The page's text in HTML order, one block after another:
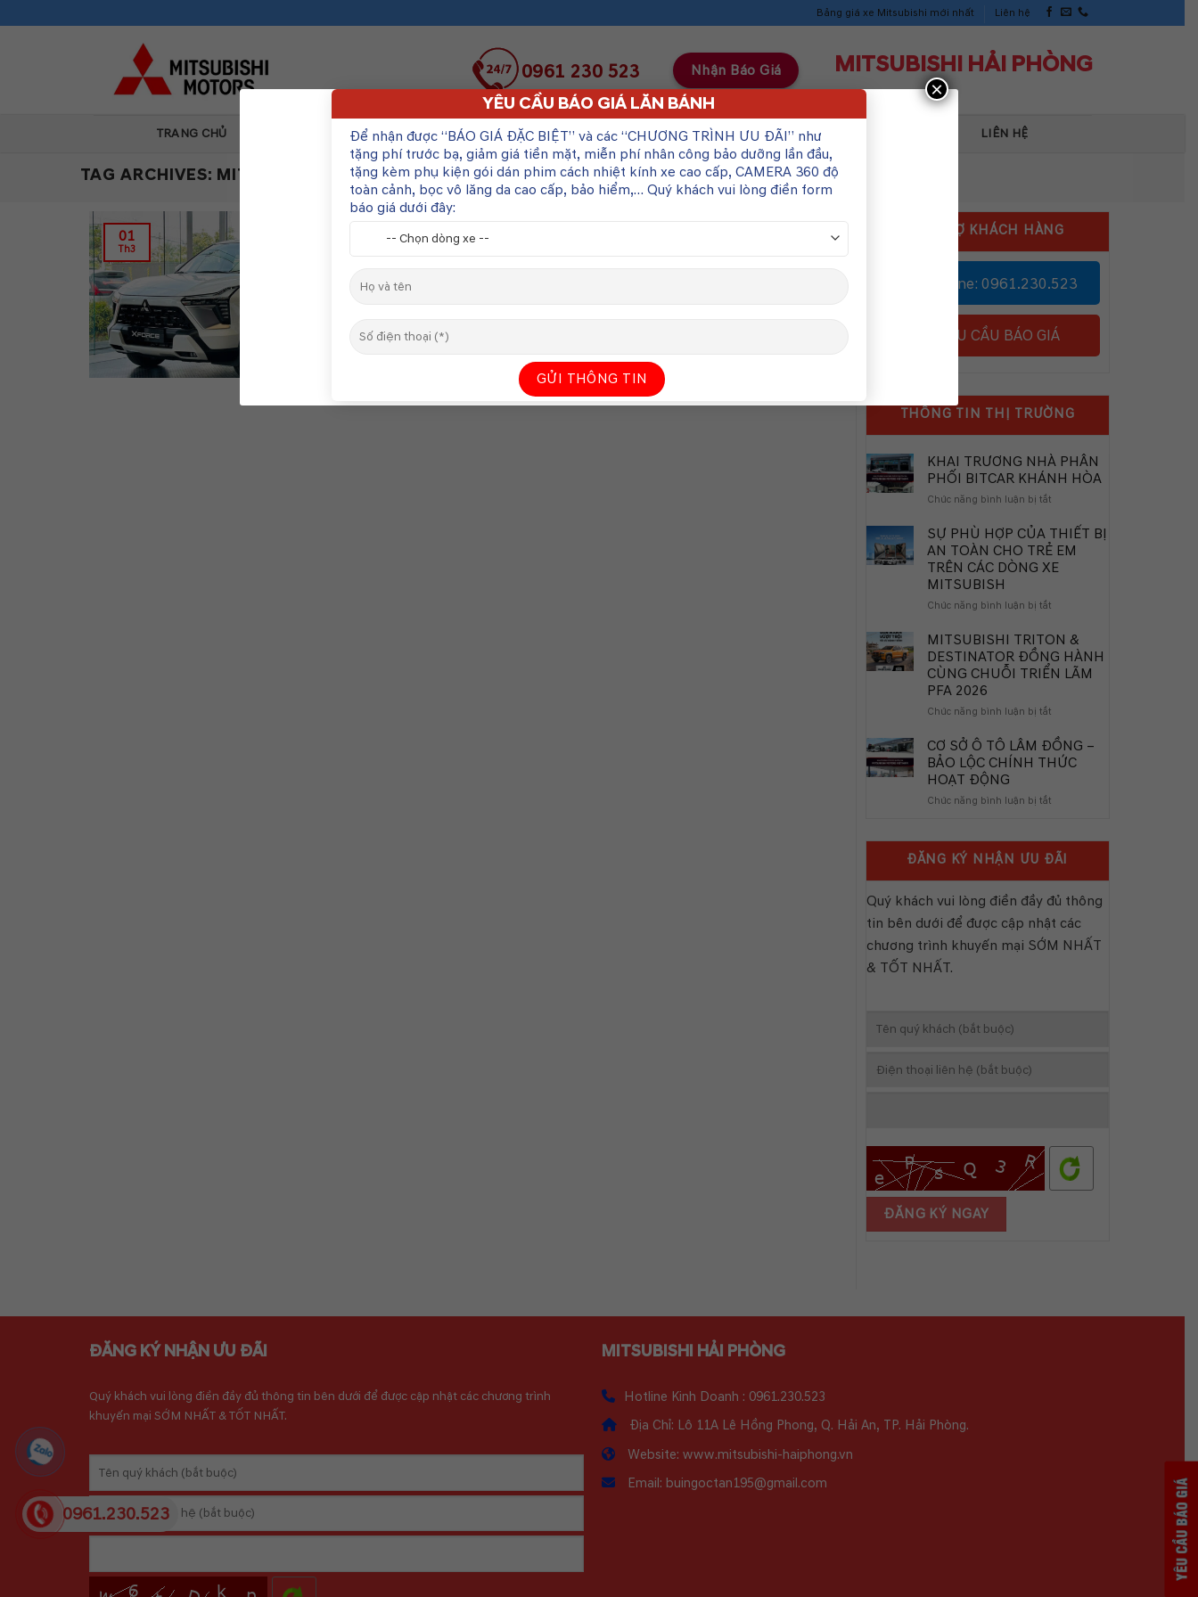
Bảng giá xe Mitsubishi mới nhất Liên hệ
0961 230 523 Nhận Báo Giá MITSUBISHI HẢI PHÒNG
TRANG CHỦ GIỚI THIỆU SẢN PHẨM BẢNG GIÁ XE MITSUBISHI TIN TỨC SỰ KIỆN LIÊN HỆ
TAG ARCHIVES: MITSUBISHI XFORCE 2025
01
Th3
HỖ TRỢ KHÁCH HÀNG
Hotline: 0961.230.523
YÊU CẦU BÁO GIÁ
THÔNG TIN THỊ TRƯỜNG
KHAI TRƯƠNG NHÀ PHÂN
PHỐI BITCAR KHÁNH HÒA
Chức năng bình luận bị tắtở
TRƯƠNG
NHÀ
PHÂN
PHỐI
KHÁNH
SỰ PHÙ HỢP CỦA THIẾT BỊ
AN TOÀN CHO TRẺ EM
TRÊN CÁC DÒNG XE
MITSUBISH
Chức năng bình luận bị tắtở
PHÙ
HỢP
CỦA
THIẾT
AN
CHO
TRẺ
CÁC
MITSUBISH
MITSUBISHI TRITON &
DESTINATOR ĐỒNG HÀNH
CÙNG CHUỖI TRIỂN LÃM
PFA 2026
Chức năng bình luận bị tắtở
TRITON
&
HÀNH
TRIỂN
LÃM
PFA
2026
CƠ SỞ Ô TÔ LÂM ĐỒNG –
BẢO LỘC CHÍNH THỨC
HOẠT ĐỘNG
Chức năng bình luận bị tắtở
TÔ
–
BẢO
CHÍNH
ĐĂNG KÝ NHẬN ƯU ĐÃI
Quý khách vui lòng điền đầy đủ thông
tin bên dưới để được cập nhật các
chương trình khuyến mại SỚM NHẤT
& TỐT NHẤT.
ĐĂNG KÝ NHẬN ƯU ĐÃI
Quý khách vui lòng điền đầy đủ thông tin bên dưới để được cập nhật các chương trình
khuyến mại SỚM NHẤT & TỐT NHẤT.
MITSUBISHI HẢI PHÒNG
Hotline Kinh Doanh : 0961.230.523
Địa Chỉ: Lô 11A Lê Hồng Phong, Q. Hải An, TP. Hải Phòng.
Website: www.mitsubishi-haiphong.vn
Email: buingoctan195@gmail.com
0961.230.523
YÊU CẦU BÁO GIÁ LĂN BÁNH
Để nhận được “BÁO GIÁ ĐẶC BIỆT” và các “CHƯƠNG TRÌNH ƯU ĐÃI” như
tặng phí trước bạ, giảm giá tiền mặt, miễn phí nhân công bảo dưỡng lần đầu,
tặng kèm phụ kiện gói dán phim cách nhiệt kính xe cao cấp, CAMERA 360 độ
toàn cảnh, bọc vô lăng da cao cấp, bảo hiểm,… Quý khách vui lòng điền form
báo giá dưới đây:
×